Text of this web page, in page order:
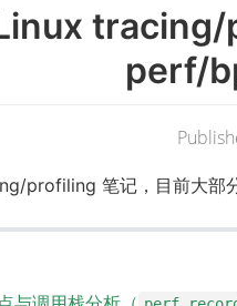
tracing/
perf/
profiling 笔记，目前大部